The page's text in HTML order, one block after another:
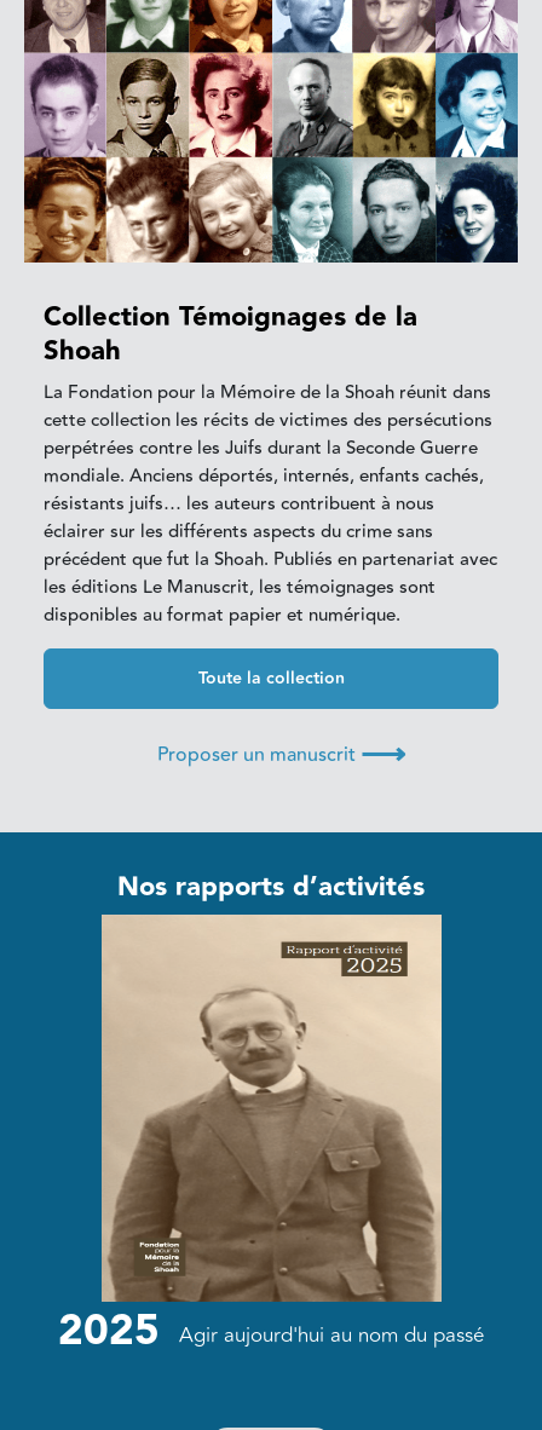
Collection Témoignages de la
Shoah
La Fondation pour la Mémoire de la Shoah réunit dans
cette collection les récits de victimes des persécutions
perpétrées contre les Juifs durant la Seconde Guerre
mondiale. Anciens déportés, internés, enfants cachés,
résistants juifs… les auteurs contribuent à nous
éclairer sur les différents aspects du crime sans
précédent que fut la Shoah. Publiés en partenariat avec
les éditions Le Manuscrit, les témoignages sont
disponibles au format papier et numérique.
Toute la collection
Proposer un manuscrit ⟶
Nos rapports d’activités
2025 Agir aujourd'hui au nom du passé